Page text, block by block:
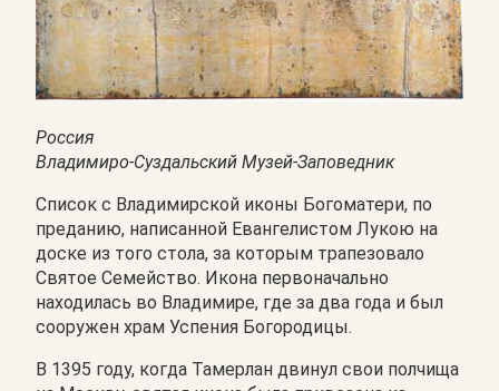
Россия
Владимиро-Суздальский Музей-Заповедник
Список с Владимирской иконы Богоматери, по
преданию, написанной Евангелистом Лукою на
доске из того стола, за которым трапезовало
Святое Семейство. Икона первоначально
находилась во Владимире, где за два года и был
сооружен храм Успения Богородицы.
В 1395 году, когда Тамерлан двинул свои полчища